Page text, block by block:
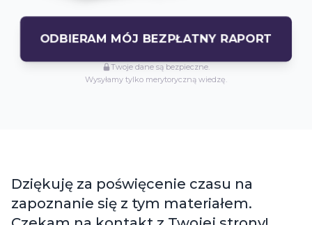
Twoje dane są bezpieczne.
Podsumowanie i bonusy do raportu
Dziękuję za poświęcenie czasu na
zapoznanie się z tym materiałem.